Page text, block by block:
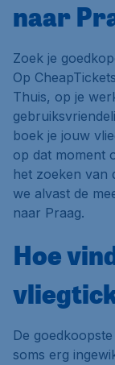
naar
Zoek je
Op
Thuis, op je
boek je jouw
op dat moment
het zoeken van
we alvast de
naar Praag.
Hoe
De
soms erg